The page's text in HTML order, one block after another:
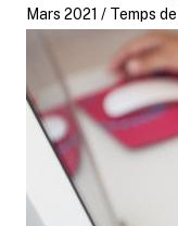
Mars 2021 / Temps